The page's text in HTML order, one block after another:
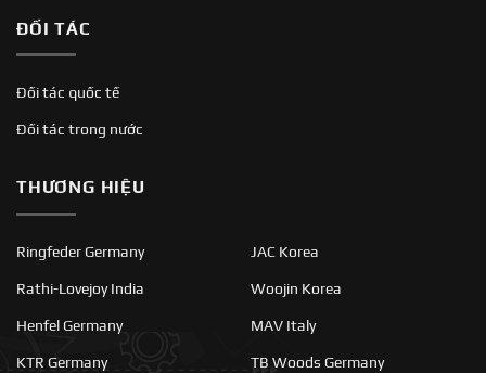
ĐỐI TÁC
Đối tác quốc tế
Đối tác trong nước
THƯƠNG HIỆU
Ringfeder Germany
Rathi-Lovejoy India
Henfel Germany
KTR Germany
JAC Korea
Woojin Korea
MAV Italy
TB Woods Germany